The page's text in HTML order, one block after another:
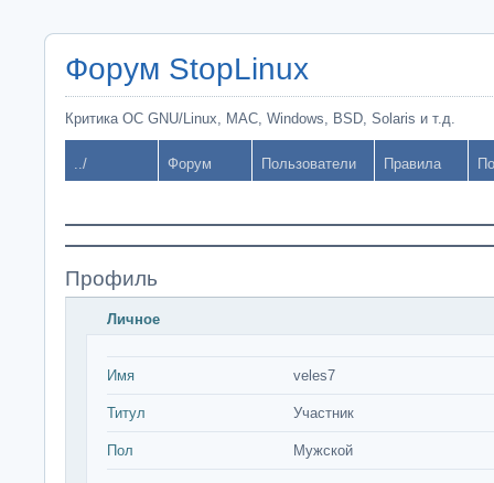
Форум StopLinux
Критика ОС GNU/Linux, MAC, Windows, BSD, Solaris и т.д.
../ Форум Пользователи Правила
Профиль
Личное
Имя veles7
Титул Участник
Пол Мужской